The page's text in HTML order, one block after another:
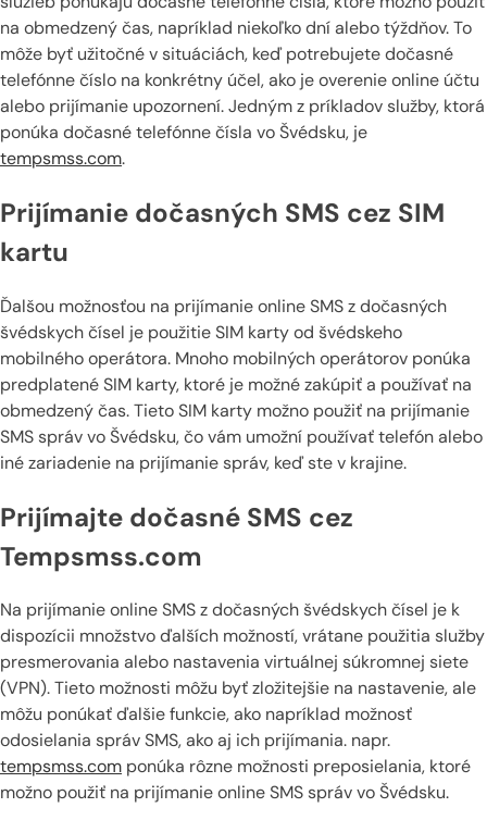
na obmedzený čas, napríklad niekoľko dní alebo týždňov. To
môže byť užitočné v situáciách, keď potrebujete dočasné
telefónne číslo na konkrétny účel, ako je overenie online účtu
alebo prijímanie upozornení. Jedným z príkladov služby, ktorá
ponúka dočasné telefónne čísla vo Švédsku, je
tempsmss.com.
Prijímanie dočasných SMS cez SIM
kartu
Ďalšou možnosťou na prijímanie online SMS z dočasných
švédskych čísel je použitie SIM karty od švédskeho
mobilného operátora. Mnoho mobilných operátorov ponúka
predplatené SIM karty, ktoré je možné zakúpiť a používať na
obmedzený čas. Tieto SIM karty možno použiť na prijímanie
SMS správ vo Švédsku, čo vám umožní používať telefón alebo
iné zariadenie na prijímanie správ, keď ste v krajine.
Prijímajte dočasné SMS cez
Tempsmss.com
Na prijímanie online SMS z dočasných švédskych čísel je k
dispozícii množstvo ďalších možností, vrátane použitia služby
presmerovania alebo nastavenia virtuálnej súkromnej siete
(VPN). Tieto možnosti môžu byť zložitejšie na nastavenie, ale
môžu ponúkať ďalšie funkcie, ako napríklad možnosť
odosielania správ SMS, ako aj ich prijímania. napr.
tempsmss.com ponúka rôzne možnosti preposielania, ktoré
možno použiť na prijímanie online SMS správ vo Švédsku.